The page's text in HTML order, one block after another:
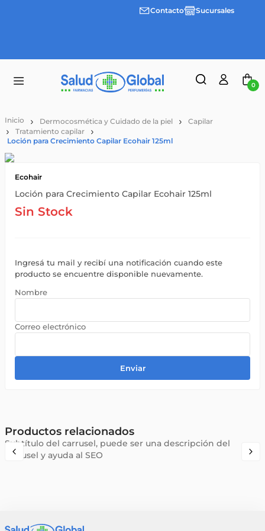
Envíos
Contacto Sucursales
0
Dermocosmética y Cuidado de la piel
Capilar
Tratamiento capilar
Loción para Crecimiento Capilar Ecohair 125ml
Ecohair
Loción para Crecimiento Capilar Ecohair 125ml
Sin Stock
Ingresá tu mail y recibí una notificación cuando este
producto se encuentre disponible nuevamente.
Enviar
Productos relacionados
Subtítulo del carrusel, puede ser una descripción del
carrusel y ayuda al SEO